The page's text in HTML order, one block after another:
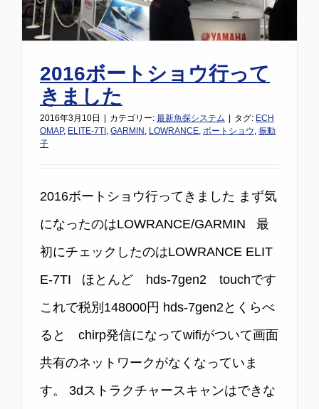
2016ボートショウ行って
きました
2016年3月10日 | カテゴリー: 最新魚探システム | タグ: ECH
OMAP, ELITE-7TI GARMIN LOWRANCE ボートショウ 振動
子
2016ボートショウ行ってきました まず気
になったのはLOWRANCE/GARMIN 最
初にチェックしたのはLOWRANCE ELIT
E-7TI ほとんど hds-7gen2 touchです
これで税別148000円 hds-7gen2とくらべ
ると chirp発信になってwifiがついて画面
共有のネットワークがなくなっていま
す。 3dストラクチャースキャンはできな